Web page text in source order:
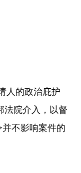
人的政治庇护
法院介入，以督
不影响案件的